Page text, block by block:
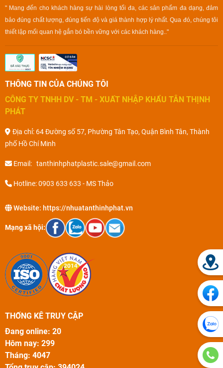
" Mang đến cho khách hàng sự hài lòng tối đa, các sản phẩm đa dạng, đảm
bảo đúng chất lượng, đúng tiến độ và giá thành hợp lý nhất. Qua đó, chúng tôi
thiết lập mối quan hệ gắn bó bền vững với các khách hàng.."
THÔNG TIN CỦA CHÚNG TÔI
CÔNG TY TNHH DV - TM - XUẤT NHẬP KHẨU TÂN THỊNH
PHÁT
Địa chỉ: 64 Đường số 57, Phường Tân Tạo, Quận Bình Tân, Thành
phố Hồ Chí Minh
Email: tanthinhphatplastic.sale@gmail.com
Hotline: 0903 633 633 - MS Thảo
Website: https://nhuatanthinhphat.vn
Mạng xã hội:
THỐNG KÊ TRUY CẬP
Đang online: 20
Hôm nay: 299
Tháng: 4047